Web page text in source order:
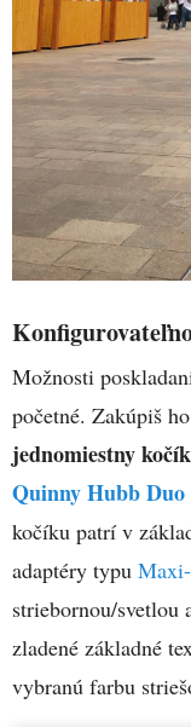
Možnosti
početné. Zakúpiš
jednomiestny kočík
Quinny Hubb Duo
kočíku patrí v
adaptéry typu
striebornou/svetlou
zladené základné
vybranú farbu